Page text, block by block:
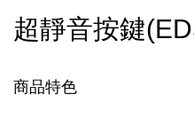
超靜音按鍵
商品特色